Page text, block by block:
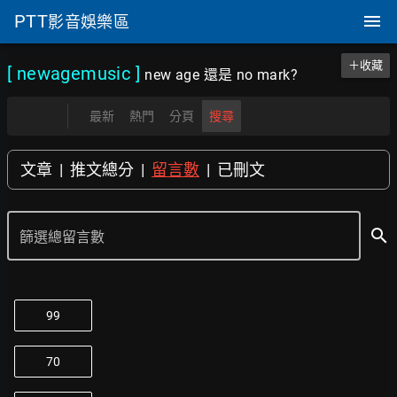
PTT影音娛樂區
[ newagemusic ] new age 還是 no mark?
＋收藏
最新 熱門 分頁 搜尋
文章 | 推文總分 | 留言數 | 已刪文
篩選總留言數 search
99
70